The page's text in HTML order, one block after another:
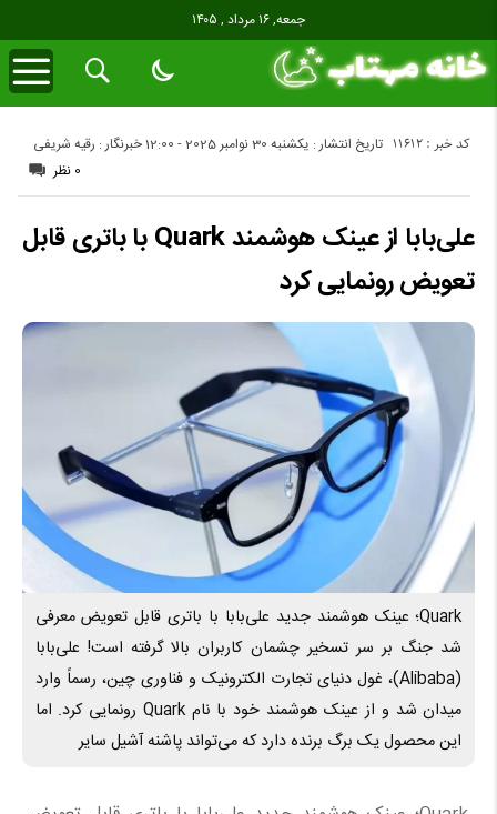
جمعه, ۱۶ مرداد , ۱۴۰۵
تاریخ انتشار : یکشنبه 30 نوامبر 2025 - 12:00 خبرنگار : رقیه شریفی کد خبر : 11612
0 نظر
علی‌بابا از عینک هوشمند Quark با باتری قابل
تعویض رونمایی کرد
Quark؛ عینک هوشمند جدید علی‌بابا با باتری قابل تعویض معرفی
شد جنگ بر سر تسخیر چشمان کاربران بالا گرفته است! علی‌بابا
(Alibaba)، غول دنیای تجارت الکترونیک و فناوری چین، رسماً وارد
میدان شد و از عینک هوشمند خود با نام Quark رونمایی کرد. اما
این محصول یک برگ برنده دارد که می‌تواند پاشنه آشیل سایر